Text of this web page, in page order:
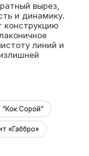
вырез,
и динамику.
конструкцию
линий и
“Кок Сорой”
«Габбро»